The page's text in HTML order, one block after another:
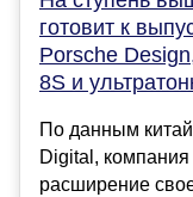
готовит к
Porsche
8S и
По данным
Digital,
расширение